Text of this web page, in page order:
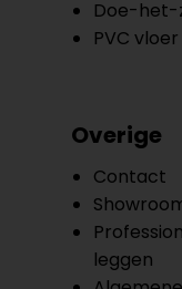
Doe-het-
PVC
Overige
Contact
leggen